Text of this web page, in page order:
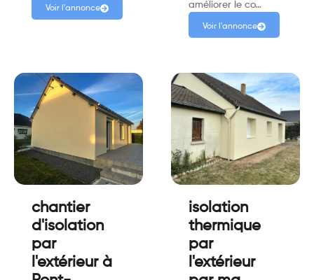
Voir l'annonce
améliorer le co…
Voir l'annonce
chantier
d'isolation
par
l'extérieur à
isolation
thermique
par
l'extérieur